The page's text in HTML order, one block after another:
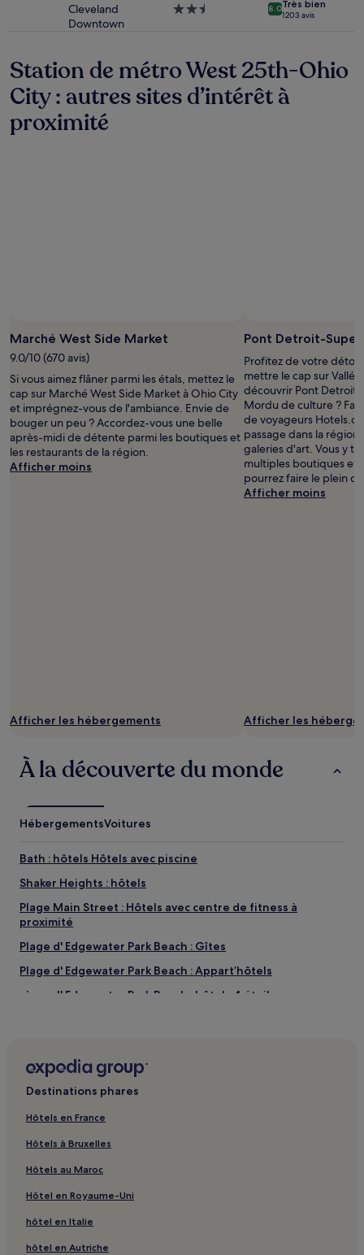
conditions
supplémentaires
Cleveland
Downtown
Hébergement
8.0Très bien
1 203 avis
Station de métro West 25th-Ohio
City : autres sites d’intérêt à
proximité
libre
droits
prise
par
Amanda
Williams
Marché West Side Market
9.0/10 (670 avis)
Si vous aimez flâner parmi les étals, mettez le
cap sur Marché West Side Market à Ohio City
et imprégnez-vous de l'ambiance. Envie de
bouger un peu ? Accordez-vous une belle
après-midi de détente parmi les boutiques et
les restaurants de la région.
Afficher moins
Afficher les hébergements
Pont Detroit-
Profitez de votre
mettre le cap sur
découvrir Pont
Mordu de culture ?
de voyageurs
passage dans la
galeries d'art. Vous y
multiples boutiques et
pourrez faire le plein
Afficher moins
Afficher les
À la découverte du monde
HébergementsVoitures
Bath : hôtels Hôtels avec piscine
Shaker Heights : hôtels
Plage Main Street : Hôtels avec centre de fitness à
proximité
Plage d' Edgewater Park Beach : Gîtes
Plage d' Edgewater Park Beach : Appart’hôtels
Plage d' Edgewater Park Beach : hôtels 4 étoiles
Cathédrale Saint-Jean-l'Évangéliste : hôtels à proximité
proximité
Dunham Tavern Museum : hôtels à proximité
The Corner Alley : hôtels à proximité
Immeuble Huntington Bank Building : hôtels à proximité
Plage de Perkins Beach : hôtels à proximité
Newburgh Heights : hôtels
Destinations phares
Hôtels en France
Hôtels à Bruxelles
Hôtels au Maroc
Hôtel en Royaume-Uni
hôtel en Italie
hôtel en Autriche